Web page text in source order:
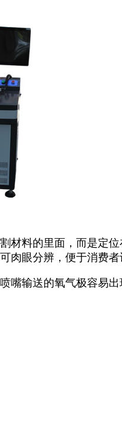
料的里面，而是定
眼分辨，便于消费
输送的氧气极容易